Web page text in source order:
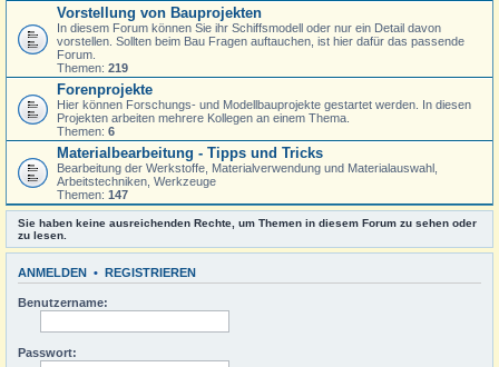
Vorstellung von Bauprojekten
In diesem Forum können Sie ihr Schiffsmodell oder nur ein Detail davon
vorstellen. Sollten beim Bau Fragen auftauchen, ist hier dafür das passende
Forum.
Themen: 219
Forenprojekte
Hier können Forschungs- und Modellbauprojekte gestartet werden. In diesen
Projekten arbeiten mehrere Kollegen an einem Thema.
Themen: 6
Materialbearbeitung - Tipps und Tricks
Bearbeitung der Werkstoffe, Materialverwendung und Materialauswahl,
Arbeitstechniken, Werkzeuge
Themen: 147
Sie haben keine ausreichenden Rechte, um Themen in diesem Forum zu sehen oder
zu lesen.
ANMELDEN • REGISTRIEREN
Benutzername:
Passwort: